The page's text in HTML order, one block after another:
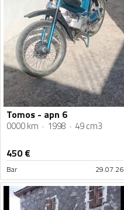
Tomos - apn 6
0000 km 1998 49 cm3
450€
Bar 29.07.26